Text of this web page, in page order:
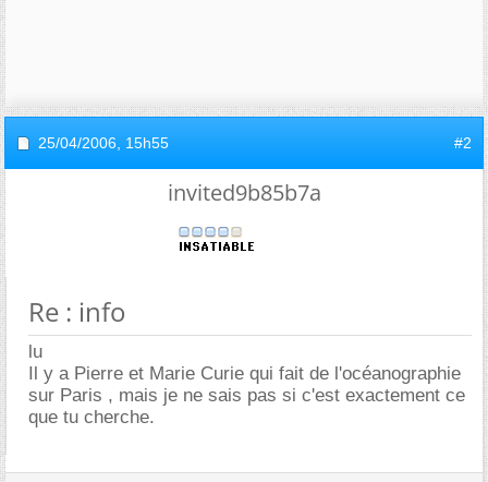
25/04/2006, 15h55 #2
invited9b85b7a
Re : info
lu
Il y a Pierre et Marie Curie qui fait de l'océanographie
sur Paris , mais je ne sais pas si c'est exactement ce
que tu cherche.